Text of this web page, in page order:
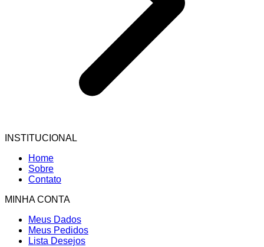
INSTITUCIONAL
Home
Sobre
Contato
MINHA CONTA
Meus Dados
Meus Pedidos
Lista Desejos